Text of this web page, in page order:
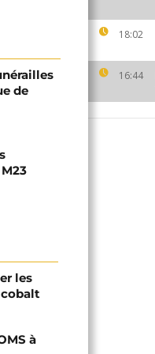
18:02
16:44
de
les
à